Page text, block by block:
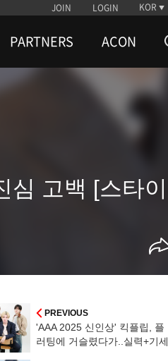
JOIN LOGIN KOR
PARTNERS ACON
고백 [스타이
PREVIOUS
'AAA 2025 신인상' 킥플립, 플
러팅에 거슬렸다가..실력+기세